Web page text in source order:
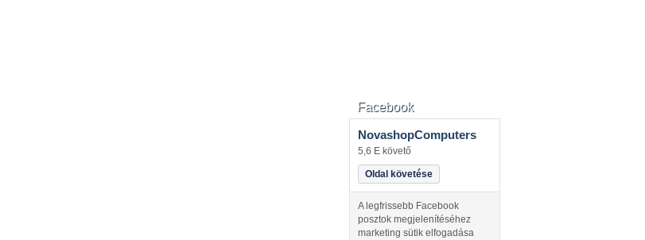
Facebook
NovashopComputers
5,6 E követő
Oldal követése
A legfrissebb Facebook
posztok megjelenítéséhez
marketing sütik elfogadása